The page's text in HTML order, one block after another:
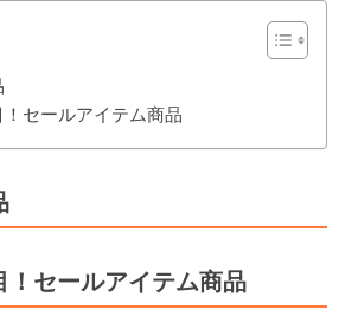
セールアイテム商品
！セールアイテム商品